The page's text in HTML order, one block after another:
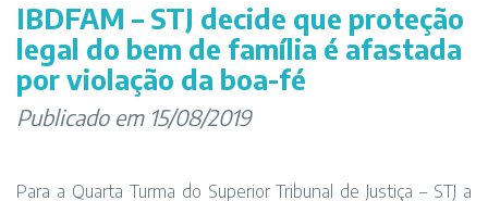
IBDFAM – STJ decide que proteção
legal do bem de família é afastada
por violação da boa-fé
Publicado em 15/08/2019
Para a Quarta Turma do Superior Tribunal de Justiça – STJ a